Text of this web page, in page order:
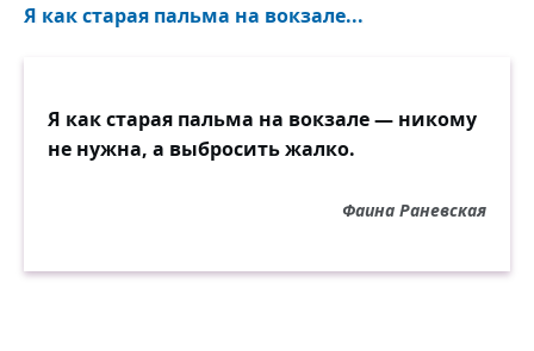
Я как старая пальма на вокзале...
Я как старая пальма на вокзале — никому
не нужна, а выбросить жалко.
Фаина Раневская